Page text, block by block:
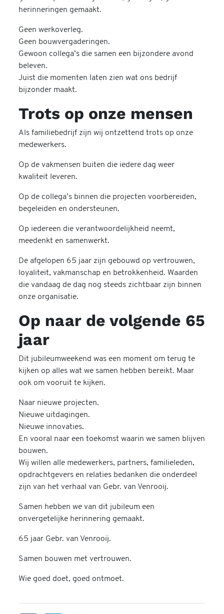
herinneringen gemaakt.
Geen werkoverleg.
Geen bouwvergaderingen.
Gewoon collega’s die samen een bijzondere avond
beleven.
Juist die momenten laten zien wat ons bedrijf
bijzonder maakt.
Trots op onze mensen
Als familiebedrijf zijn wij ontzettend trots op onze
medewerkers.
Op de vakmensen buiten die iedere dag weer
kwaliteit leveren.
Op de collega’s binnen die projecten voorbereiden,
begeleiden en ondersteunen.
Op iedereen die verantwoordelijkheid neemt,
meedenkt en samenwerkt.
De afgelopen 65 jaar zijn gebouwd op vertrouwen,
loyaliteit, vakmanschap en betrokkenheid. Waarden
die vandaag de dag nog steeds zichtbaar zijn binnen
onze organisatie.
Op naar de volgende 65
jaar
Dit jubileumweekend was een moment om terug te
kijken op alles wat we samen hebben bereikt. Maar
ook om vooruit te kijken.
Naar nieuwe projecten.
Nieuwe uitdagingen.
Nieuwe innovaties.
En vooral naar een toekomst waarin we samen blijven
bouwen.
Wij willen alle medewerkers, partners, familieleden,
opdrachtgevers en relaties bedanken die onderdeel
zijn van het verhaal van Gebr. van Venrooij.
Samen hebben we van dit jubileum een
onvergetelijke herinnering gemaakt.
65 jaar Gebr. van Venrooij.
Samen bouwen met vertrouwen.
Wie goed doet, goed ontmoet.